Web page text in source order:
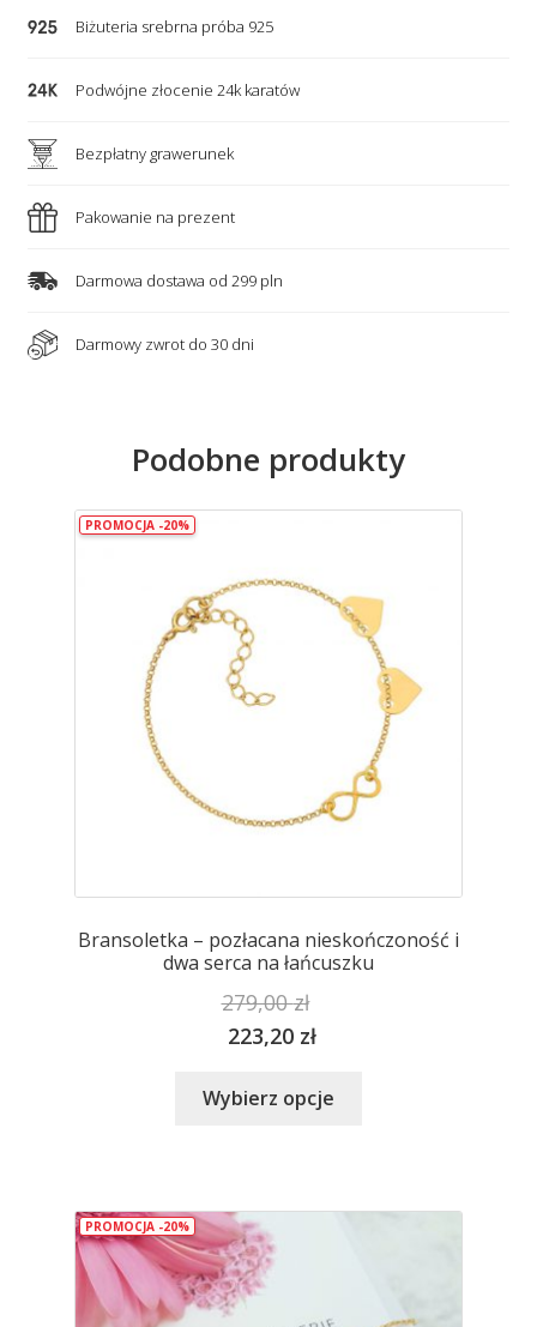
i
na
Biżuteria srebrna próba 925
Podwójne złocenie 24k karatów
Bezpłatny grawerunek
Pakowanie na prezent
Darmowa dostawa od 299 pln
Darmowy zwrot do 30 dni
Podobne produkty
PROMOCJA -20%
Bransoletka – pozłacana nieskończoność i
dwa serca na łańcuszku
279,00zł
223,20 zł
Wybierz opcje
wariantów.
PROMOCJA -20%